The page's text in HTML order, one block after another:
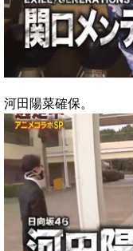
河田陽菜確保。